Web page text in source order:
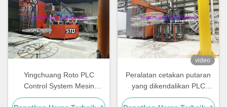
Yingchuang Roto PLC
Control System Mesin
Pengolahan Tangki Air
video
Peralatan cetakan putaran
yang dikendalikan PLC
dengan kontrol suhu untuk